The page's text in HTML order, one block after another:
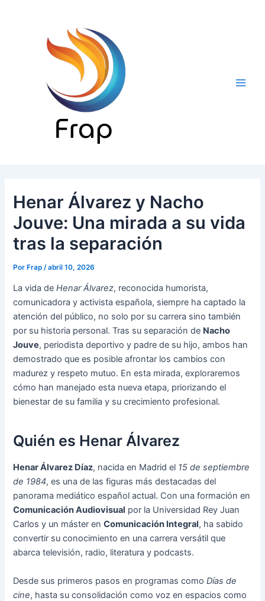
Henar Álvarez y Nacho
Jouve: Una mirada a su vida
tras la separación
Por Frap/abril 10, 2026
La vida deHenar Álvarez, reconocida humorista,
comunicadora y activista española, siempre ha captado la
atención del público, no solo por su carrera sino también
por su historia personal. Tras su separación de Nacho
Jouve, periodista deportivo y padre de su hijo, ambos han
demostrado que es posible afrontar los cambios con
madurez y respeto mutuo. En esta mirada, exploraremos
cómo han manejado esta nueva etapa, priorizando el
bienestar de su familia y su crecimiento profesional.
Quién es Henar Álvarez
Henar Álvarez Díaz, nacida en Madrid el 15 de septiembre
de 1984, es una de las figuras más destacadas del
panorama mediático español actual. Con una formación en
Comunicación Audiovisual por la Universidad Rey Juan
Carlos y un máster enComunicación Integral, ha sabido
convertir su conocimiento en una carrera versátil que
abarca televisión, radio, literatura y podcasts.
Desde sus primeros pasos en programas comoDías de
cine, hasta su consolidación como voz en espacios como